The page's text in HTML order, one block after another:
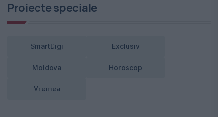
Proiecte speciale
SmartDigi Exclusiv
Moldova Horoscop
Vremea